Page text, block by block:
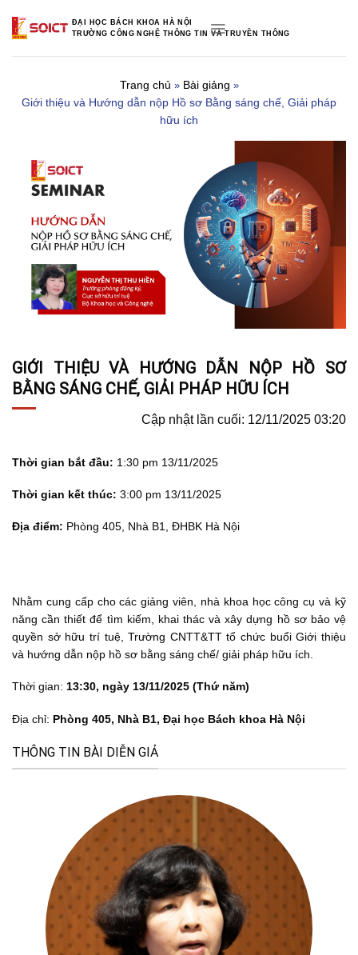
content
ĐẠI HỌC BÁCH KHOA HÀ NỘI
TRƯỜNG CÔNG NGHỆ THÔNG TIN VÀ TRUYỀN THÔNG
Trang chủ » Bài giảng »
Giới thiệu và Hướng dẫn nộp Hồ sơ Bằng sáng chế, Giải pháp
hữu ích
GIỚI THIỆU VÀ HƯỚNG DẪN NỘP HỒ SƠ
BẰNG SÁNG CHẾ, GIẢI PHÁP HỮU ÍCH
Cập nhật lần cuối: 12/11/2025 03:20
Thời gian bắt đầu: 1:30 pm 13/11/2025
Thời gian kết thúc: 3:00 pm 13/11/2025
Địa điểm: Phòng 405, Nhà B1, ĐHBK Hà Nội
Nhằm cung cấp cho các giảng viên, nhà khoa học công cụ và kỹ
năng cần thiết để tìm kiếm, khai thác và xây dựng hồ sơ bảo vệ
quyền sở hữu trí tuệ, Trường CNTT&TT tổ chức buổi Giới thiệu
và hướng dẫn nộp hồ sơ bằng sáng chế/ giải pháp hữu ích.
Thời gian: 13:30, ngày 13/11/2025 (Thứ năm)
Địa chỉ: Phòng 405, Nhà B1, Đại học Bách khoa Hà Nội
THÔNG TIN BÀI DIỄN GIẢ